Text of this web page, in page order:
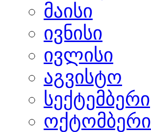
მაისი
ივნისი
ივლისი
აგვისტო
სექტემბერი
ოქტომბერი